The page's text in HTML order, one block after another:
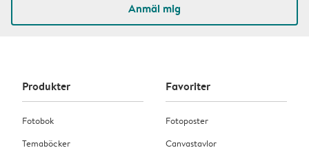
Anmäl mig
Produkter
Fotobok
Temaböcker
Favoriter
Fotoposter
Canvastavlor